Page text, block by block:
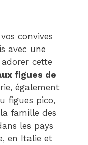
convives
avec une
cette
figues de
également
figues pico,
famille des
les pays
en Italie et